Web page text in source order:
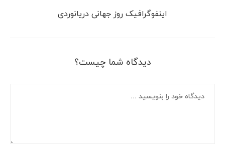
اینفوگرافیک روز جهانی دریانوردی
دیدگاه شما چیست؟